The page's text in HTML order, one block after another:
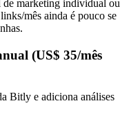
marketing individual ou
mês ainda é pouco se
(US$ 35/mês
Bitly e adiciona análises